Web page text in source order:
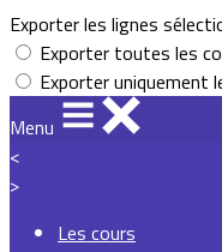
Exporter les lignes
Exporter toutes les
Exporter uniquement
Menu
<
>
Les cours